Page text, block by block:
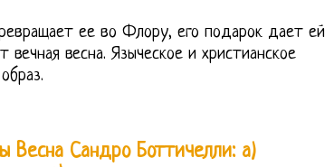
ее во Флору, его подарок дает ей
весна. Языческое и христианское
Весна Сандро Боттичелли: а)